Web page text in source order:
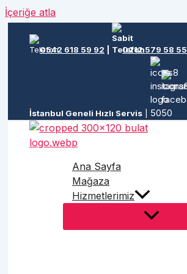
İçeriğe atla
0542 618 59 92 0212 579 58 55
İstanbul Geneli Hızlı Servis
Ana Sayfa
Mağaza
Hizmetlerimiz